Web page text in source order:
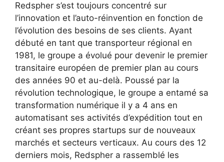
Redspher s’est toujours concentré sur
l’innovation et l’auto-réinvention en fonction de
l’évolution des besoins de ses clients. Ayant
débuté en tant que transporteur régional en
1981, le groupe a évolué pour devenir le premier
transitaire européen de premier plan au cours
des années 90 et au-delà. Poussé par la
révolution technologique, le groupe a entamé sa
transformation numérique il y a 4 ans en
automatisant ses activités d’expédition tout en
créant ses propres startups sur de nouveaux
marchés et secteurs verticaux. Au cours des 12
derniers mois, Redspher a rassemblé les